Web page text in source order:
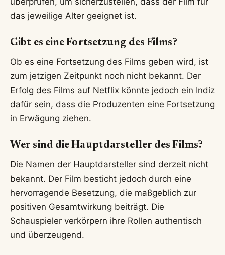
das jeweilige Alter geeignet ist.
Gibt es eine Fortsetzung des Films?
Ob es eine Fortsetzung des Films geben wird, ist
zum jetzigen Zeitpunkt noch nicht bekannt. Der
Erfolg des Films auf Netflix könnte jedoch ein Indiz
dafür sein, dass die Produzenten eine Fortsetzung
in Erwägung ziehen.
Wer sind die Hauptdarsteller des Films?
Die Namen der Hauptdarsteller sind derzeit nicht
bekannt. Der Film besticht jedoch durch eine
hervorragende Besetzung, die maßgeblich zur
positiven Gesamtwirkung beiträgt. Die
Schauspieler verkörpern ihre Rollen authentisch
und überzeugend.